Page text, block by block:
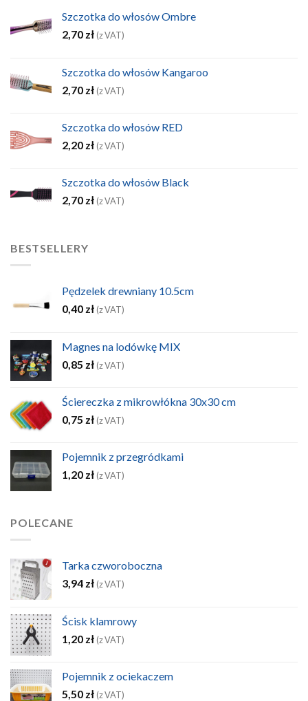
Szczotka do włosów Ombre
2,70 zł (z VAT)
Szczotka do włosów Kangaroo
2,70 zł (z VAT)
Szczotka do włosów RED
2,20 zł (z VAT)
Szczotka do włosów Black
2,70 zł (z VAT)
BESTSELLERY
Pędzelek drewniany 10.5cm
0,40 zł (z VAT)
Magnes na lodówkę MIX
0,85 zł (z VAT)
Ściereczka z mikrowłókna 30x30 cm
0,75 zł (z VAT)
Pojemnik z przegródkami
1,20 zł (z VAT)
POLECANE
Tarka czworoboczna
3,94 zł (z VAT)
Ścisk klamrowy
1,20 zł (z VAT)
Pojemnik z ociekaczem
5,50 zł (z VAT)